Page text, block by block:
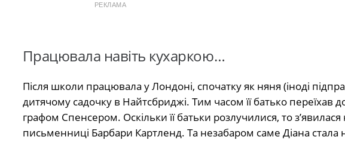
РЕКЛАМА
Працювала навіть кухаркою…
Після школи працювала у Лондоні, спочатку як няня (іноді
дитячому садочку в Найтсбриджі. Тим часом її батько переїхав
графом Спенсером. Оскільки її батьки розлучилися, то
письменниці Барбари Картленд. Та незабаром саме Діана стала